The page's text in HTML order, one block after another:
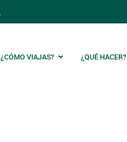
¿CÓMO VIAJAS? ¿QUÉ HACER?